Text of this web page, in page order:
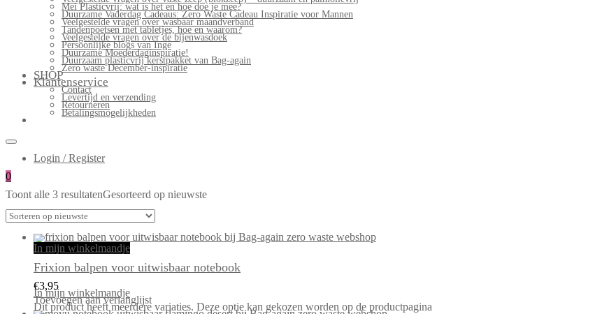
Mei Plasticvrij: wat is het en hoe doe je mee?
Duurzame Vaderdag Cadeaus: Zero Waste Cadeau Inspiratie voor Mannen
Veelgestelde vragen over wasbaar maandverband
Tandenpoetsen met tabletjes, hoe en waarom?
Veelgestelde vragen over de bijenwasdoek
Persoonlijke blogs van Inge
Duurzame Moederdaginspiratie!
Duurzaam plasticvrij kerstpakket van Bag-again
Zero waste December-inspiratie
SHOP
Klantenservice
Contact
Levertijd en verzending
Retourneren
Betalingsmogelijkheden
Login / Register
0
Toont alle 3 resultatenGesorteerd op nieuwste
In mijn winkelmandje
Frixion balpen voor uitwisbaar notebook
€3,95
In mijn winkelmandje
Toevoegen aan verlanglijst
Dit product heeft meerdere variaties. Deze optie kan gekozen worden op de productpagina